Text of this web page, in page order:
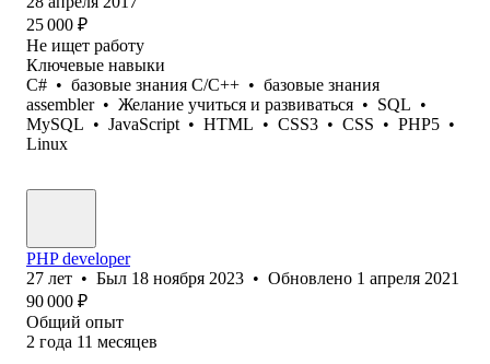
25 000 ₽
Не ищет работу
Ключевые навыки
C# • базовые знания С/С++ • базовые знания
assembler • Желание учиться и развиваться • SQL •
MySQL • JavaScript • HTML • CSS3 • CSS • PHP5 •
Linux
PHP developer
27 лет • Был 18 ноября 2023 • Обновлено 1 апреля 2021
90 000 ₽
Общий опыт
2 года 11 месяцев